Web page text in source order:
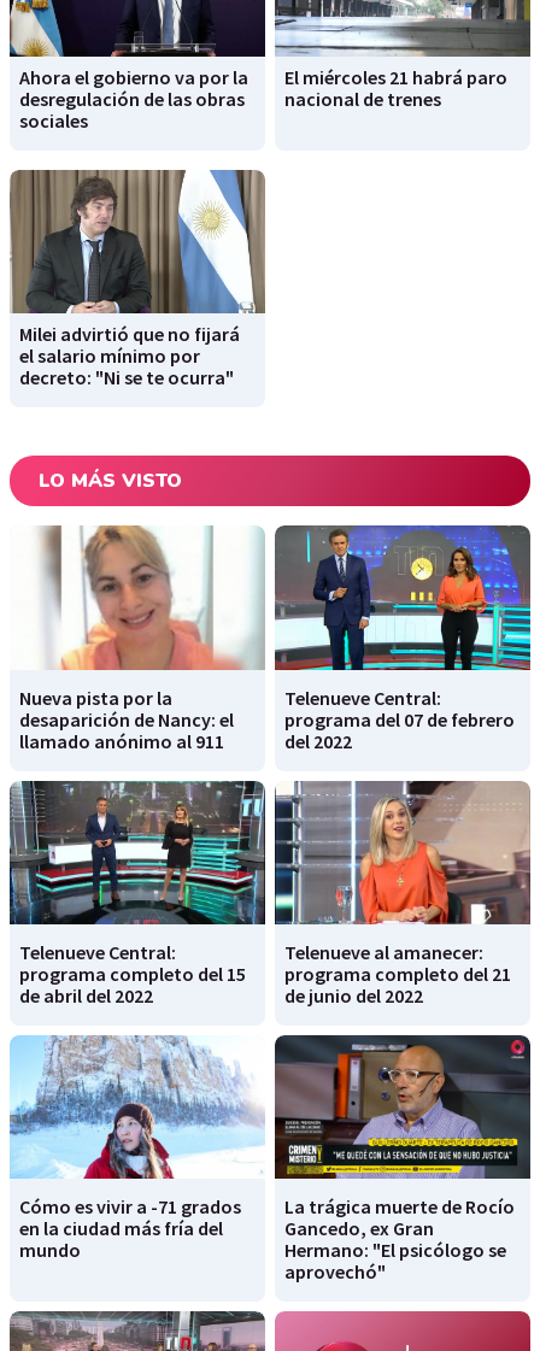
Ahora el gobierno va por la
desregulación de las obras
sociales
El miércoles 21 habrá paro
nacional de trenes
Milei advirtió que no fijará
el salario mínimo por
decreto: "Ni se te ocurra"
LO MÁS VISTO
Nueva pista por la
desaparición de Nancy: el
llamado anónimo al 911
Telenueve Central:
programa del 07 de febrero
del 2022
Telenueve Central:
programa completo del 15
de abril del 2022
Telenueve al amanecer:
programa completo del 21
de junio del 2022
Cómo es vivir a -71 grados
en la ciudad más fría del
mundo
La trágica muerte de Rocío
Gancedo, ex Gran
Hermano: "El psicólogo se
aprovechó"